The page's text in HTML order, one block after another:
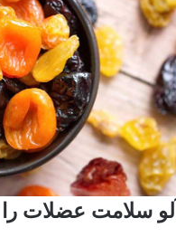
سلامت عضلات را